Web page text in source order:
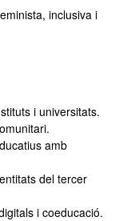
inclusiva i
i universitats.
amb
del tercer
i coeducació.